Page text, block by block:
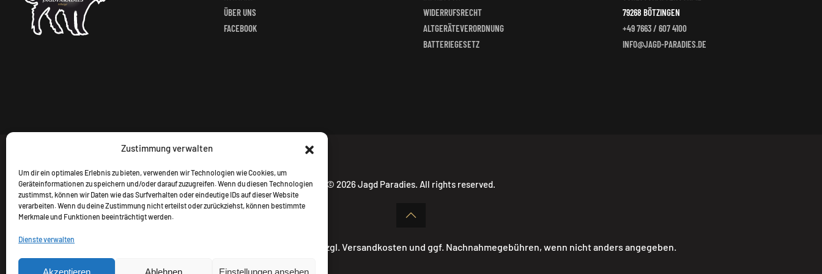
Zustimmung verwalten
Um dir ein optimales Erlebnis zu bieten, verwenden wir Technologien wie Cookies, um
Geräteinformationen zu speichern und/oder darauf zuzugreifen. Wenn du diesen Technologien
zustimmst, können wir Daten wie das Surfverhalten oder eindeutige IDs auf dieser Website
verarbeiten. Wenn du deine Zustimmung nicht erteilst oder zurückziehst, können bestimmte
Merkmale und Funktionen beeinträchtigt werden.
Dienste verwalten
Akzeptieren Ablehnen Einstellungen ansehen
ÜBER UNS
FACEBOOK
WIDERRUFSRECHT
ALTGERÄTEVERORDNUNG
BATTERIEGESETZ
79268 BÖTZINGEN
+49 7663 / 607 4100
INFO@JAGD-PARADIES.DE
© 2026Jagd Paradies. All rights reserved.
Alle Preise inkl. gesetzl. Mehrwertsteuer zzgl. Versandkosten und ggf. Nachnahmegebühren, wenn nicht anders angegeben.